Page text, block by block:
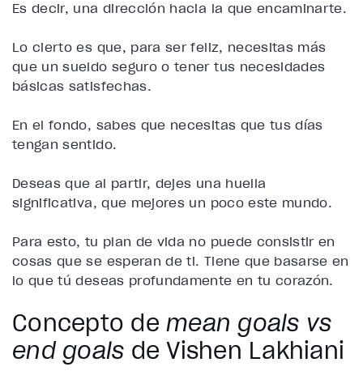
Es decir, una dirección hacia la que encaminarte.
Lo cierto es que, para ser feliz, necesitas más
que un sueldo seguro o tener tus necesidades
básicas satisfechas.
En el fondo, sabes que necesitas que tus días
tengan sentido.
Deseas que al partir, dejes una huella
significativa, que mejores un poco este mundo.
Para esto, tu plan de vida no puede consistir en
cosas que se esperan de ti. Tiene que basarse en
lo que tú deseas profundamente en tu corazón.
Concepto de mean goals vs
end goals de Vishen Lakhiani